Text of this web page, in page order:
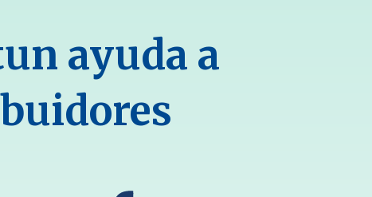
ayuda a